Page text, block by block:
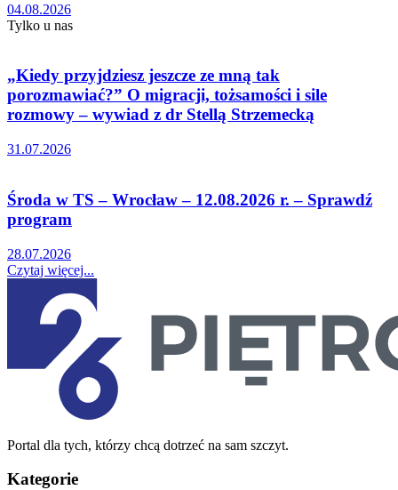
04.08.2026
Tylko u nas
„Kiedy przyjdziesz jeszcze ze mną tak
porozmawiać?” O migracji, tożsamości i sile
rozmowy – wywiad z dr Stellą Strzemecką
31.07.2026
Środa w TS – Wrocław – 12.08.2026 r. – Sprawdź
program
28.07.2026
Czytaj więcej...
Portal dla tych, którzy chcą dotrzeć na sam szczyt.
Kategorie